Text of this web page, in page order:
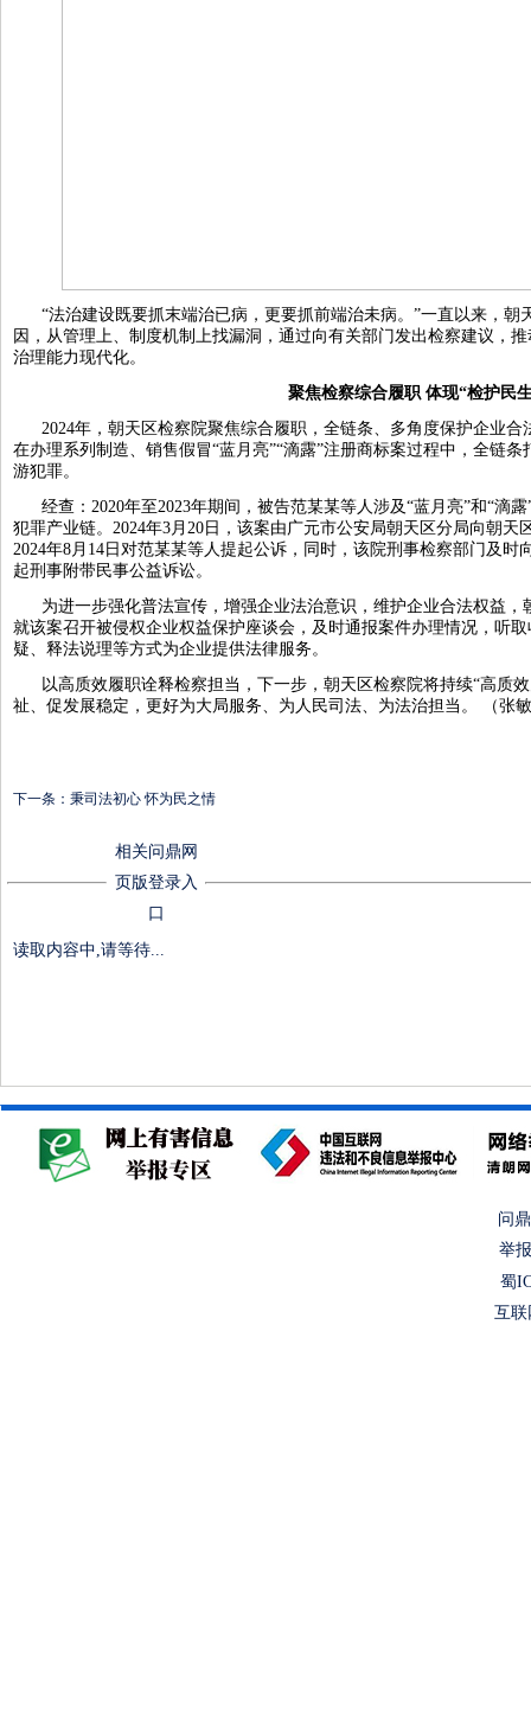
“法治建设既要抓末端治已病，更要抓前端治未病。”一直以来，
因，从管理上、制度机制上找漏洞，通过向有关部门发出检察建议，
治理能力现代化。
聚焦检察综合履职 体现“检护民
2024年，朝天区检察院聚焦综合履职，全链条、多角度保护企业
在办理系列制造、销售假冒“蓝月亮”“滴露”注册商标案过程中，全链
游犯罪。
经查：2020年至2023年期间，被告范某某等人涉及“蓝月亮”和“滴
犯罪产业链。2024年3月20日，该案由广元市公安局朝天区分局向朝
2024年8月14日对范某某等人提起公诉，同时，该院刑事检察部门及
起刑事附带民事公益诉讼。
为进一步强化普法宣传，增强企业法治意识，维护企业合法权益
就该案召开被侵权企业权益保护座谈会，及时通报案件办理情况，听
疑、释法说理等方式为企业提供法律服务。
以高质效履职诠释检察担当，下一步，朝天区检察院将持续“高质
祉、促发展稳定，更好为大局服务、为人民司法、为法治担当。 （张
下一条： 秉司法初心 怀为民之情
相关问鼎网
页版登录入
口
读取内容中,请等待...
问
举
蜀
互联